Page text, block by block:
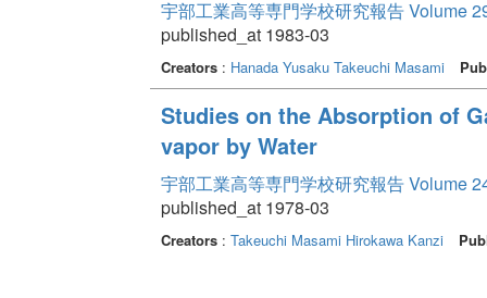
宇部工業高等専門学校研究報告 Volume
published_at 1983-03
Creators: Hanada Yusaku Takeuchi Masami
Studies on the Absorption of
vapor by Water
宇部工業高等専門学校研究報告 Volume
published_at 1978-03
Creators: Takeuchi Masami Hirokawa Kanzi